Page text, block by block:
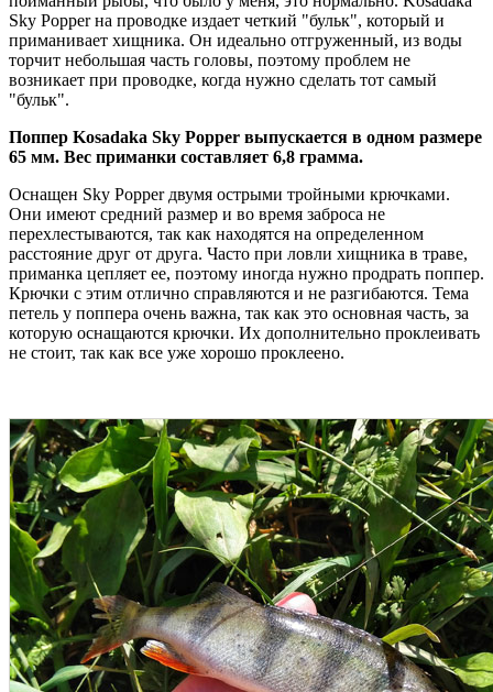
Sky Popper на проводке издает четкий "бульк", который и
приманивает хищника. Он идеально отгруженный, из воды
торчит небольшая часть головы, поэтому проблем не
возникает при проводке, когда нужно сделать тот самый
"бульк".
Поппер Kosadaka Sky Popper выпускается в одном размере
65 мм. Вес приманки составляет 6,8 грамма.
Оснащен Sky Popper двумя острыми тройными крючками.
Они имеют средний размер и во время заброса не
перехлестываются, так как находятся на определенном
расстояние друг от друга. Часто при ловли хищника в траве,
приманка цепляет ее, поэтому иногда нужно продрать поппер.
Крючки с этим отлично справляются и не разгибаются. Тема
петель у поппера очень важна, так как это основная часть, за
которую оснащаются крючки. Их дополнительно проклеивать
не стоит, так как все уже хорошо проклеено.